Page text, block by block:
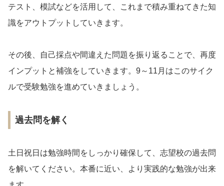
テスト、模試などを活用して、これまで積み重ねてきた知
識をアウトプットしていきます。
その後、自己採点や間違えた問題を振り返ることで、再度
インプットと補強をしていきます。9～11月はこのサイク
ルで受験勉強を進めていきましょう。
過去問を解く
土日祝日は勉強時間をしっかり確保して、志望校の過去問
を解いてください。本番に近い、より実践的な勉強が出来